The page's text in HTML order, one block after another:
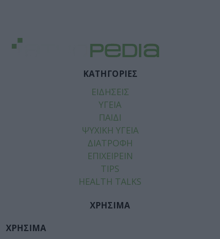
ΚΑΤΗΓΟΡΙΕΣ
ΕΙΔΗΣΕΙΣ
ΥΓΕΙΑ
ΠΑΙΔΙ
ΨΥΧΙΚΗ ΥΓΕΙΑ
ΔΙΑΤΡΟΦΗ
ΕΠΙΧΕΙΡΕΙΝ
TIPS
HEALTH TALKS
ΧΡΗΣΙΜΑ
ΧΡΗΣΙΜΑ